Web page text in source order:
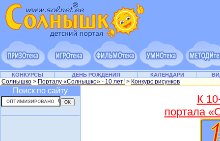
КОНКУРСЫ ДЕНЬ РОЖДЕНИЯ КАЛЕНДАРИ
Солнышко > Порталу «Солнышко» - 10 лет! > Конкурс рисунков
Поиск по сайту
К
портала